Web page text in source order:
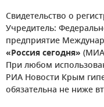
Свидетельство о
Учредитель:
предприятие
«Россия сегодня» (МИА
При любом
РИА Новости Крым
обязательна не ниже